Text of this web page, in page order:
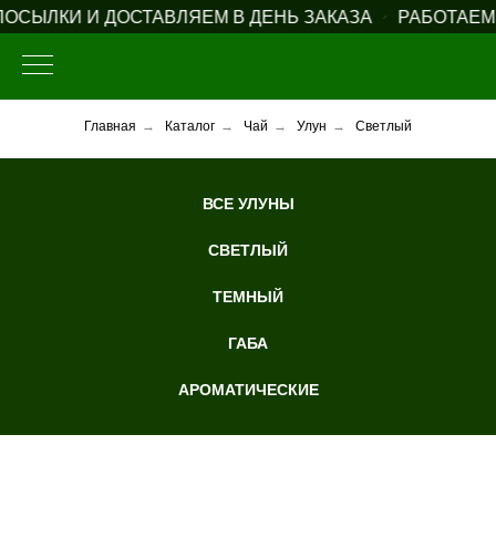
И ДОСТАВЛЯЕМ В ДЕНЬ ЗАКАЗА РАБОТАЕМ
Главная → Каталог → Чай → Улун → Светлый
ВСЕ УЛУНЫ
СВЕТЛЫЙ
ТЕМНЫЙ
ГАБА
АРОМАТИЧЕСКИЕ